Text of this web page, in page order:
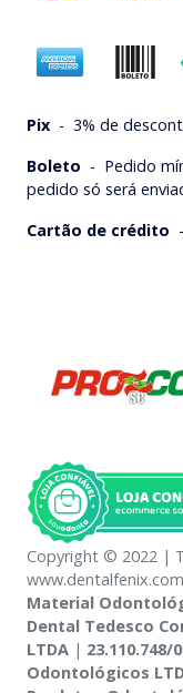
Pix - 3% de
Boleto - Pedido
pedido só será
Cartão de crédito -
Copyright © 2022 |
Material
Dental Tedesco
LTDA | 23.110.748/
Odontológicos